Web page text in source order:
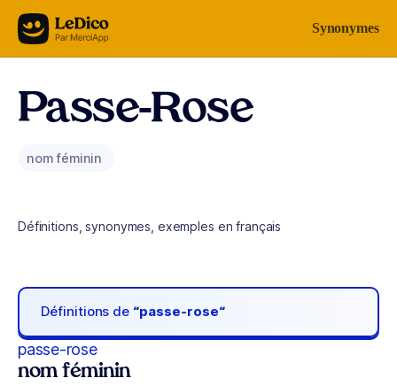
Aller au contenu Synonymes
Passe-Rose
nom féminin
Définitions, synonymes, exemples en français
Définitions de “passe-rose“
passe-rose
nom féminin